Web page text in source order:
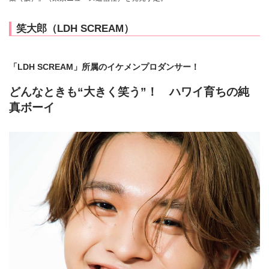
笑大郎（LDH SCREAM）
「LDH SCREAM」所属のイケメンプロダンサー！
どんなときも“大きく笑う”！ ハワイ育ちの純
真ボーイ